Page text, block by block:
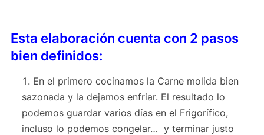
Esta elaboración cuenta con 2 pasos
bien definidos:
En el primero cocinamos la Carne molida bien
sazonada y la dejamos enfriar. El resultado lo
podemos guardar varios días en el Frigorífico,
incluso lo podemos congelar… y terminar justo